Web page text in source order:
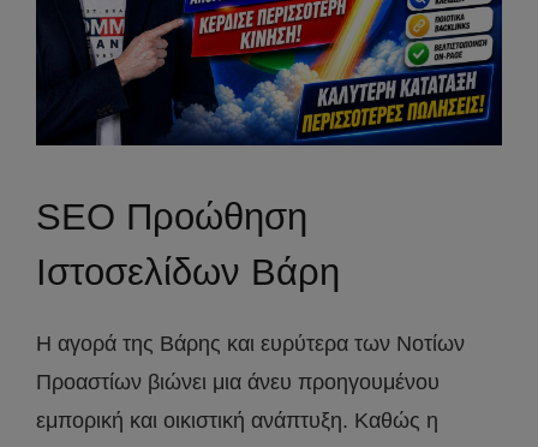
SEO Προώθηση
Ιστοσελίδων Βάρη
Η αγορά της Βάρης και ευρύτερα των Νοτίων
Προαστίων βιώνει μια άνευ προηγουμένου
εμπορική και οικιστική ανάπτυξη. Καθώς η